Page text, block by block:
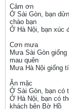
Cảm ơn
Ở Sài Gòn, bạn
chào bạn
Ở Hà Nội, bạn xúc
Cơn mưa
Mưa Sài Gòn
mau quên
Mưa Hà Nội giống
Ăn mặc
Ở Sài Gòn, bạn có
Ở Hà Nội, bạn có
khách bên Bờ Hồ